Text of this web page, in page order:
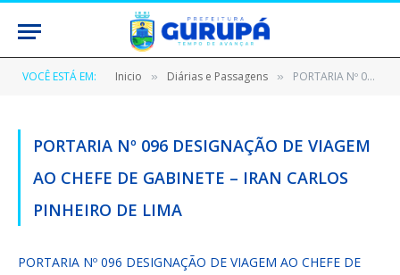
VOCÊ ESTÁ EM: Inicio » Diárias e Passagens » PORTARIA Nº 096 DESIGNAÇÃO DE VIAGEM AO CHEFE DE GABINETE – IRAN CARLOS PINHEIRO DE LIMA
PORTARIA Nº 096 DESIGNAÇÃO DE VIAGEM
AO CHEFE DE GABINETE – IRAN CARLOS
PINHEIRO DE LIMA
PORTARIA Nº 096 DESIGNAÇÃO DE VIAGEM AO CHEFE DE